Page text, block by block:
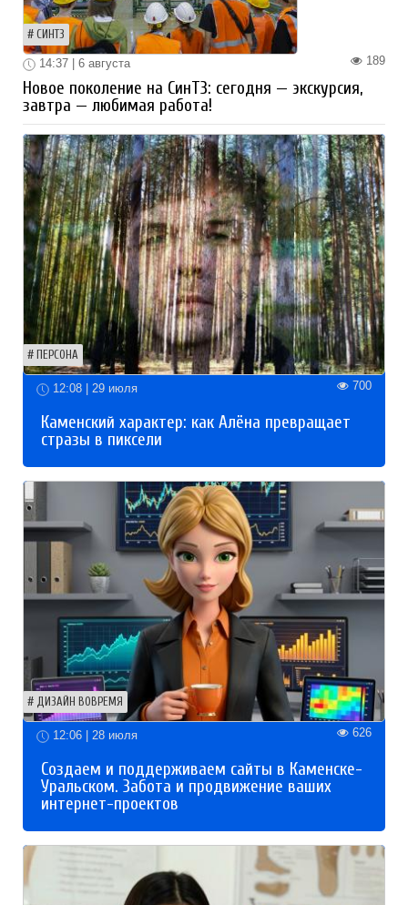
СИНТЗ
189
14:37 | 6 августа
Новое поколение на СинТЗ: сегодня — экскурсия,
завтра — любимая работа!
ПЕРСОНА
12:08 | 29 июля 700
Каменский характер: как Алёна превращает
стразы в пиксели
ДИЗАЙН ВОВРЕМЯ
12:06 | 28 июля 626
Создаем и поддерживаем сайты в Каменске-
Уральском. Забота и продвижение ваших
интернет-проектов